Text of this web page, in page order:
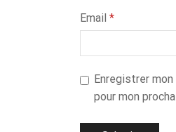
Email *
Enregistrer
pour mon